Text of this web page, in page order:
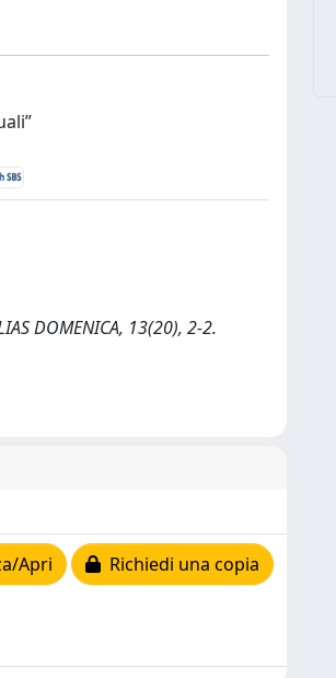
DOMENICA, 13(20), 2-2.
Apri Richiedi una copia